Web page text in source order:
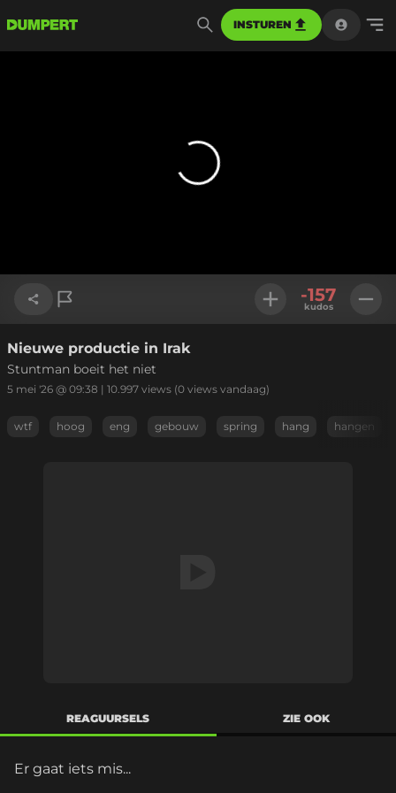
INSTUREN
Link kopiëren
-157
kudos
Nieuwe productie in Irak
Stuntman boeit het niet
5 mei '26 @ 09:38 | 10.997 views (0 views vandaag)
wtf hoog eng gebouw spring hang hangen
REAGUURSELS ZIE OOK
Er gaat iets mis...